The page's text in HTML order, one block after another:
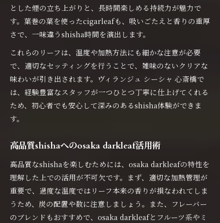
とした煙の立ち上がりと、長時間楽しめる持続力が魅力で
す。葉巻の葉を使ったcigarleafも、吸いごたえと香りの重厚
さで、一味違うshisha時間を演出します。
これらのリーフは、温度や加熱方法にも細かな注意が必要
で、適切なセッティングを行うことで、雑味のないクリアな
味わいが引き出されます。ヴィランジュ シーシャ 心斎橋で
は、経験豊富なスタッフが一つひとつ丁寧に仕上げてくれる
ため、初心者でも安心して深みのあるshisha体験ができま
す。
高品質shishaへのosaka darkleaf活用術
高品質なshishaを楽しむためには、osaka darkleafの特性を
理解した上での活用が不可欠です。まず、適切な加熱管理が
重要で、過度な温度ではリーフ本来の香りが損なわれてしま
うため、炭の配置や数に注意しましょう。また、フレーバー
のブレンドもおすすめで、osaka darkleafとフルーツ系やミ